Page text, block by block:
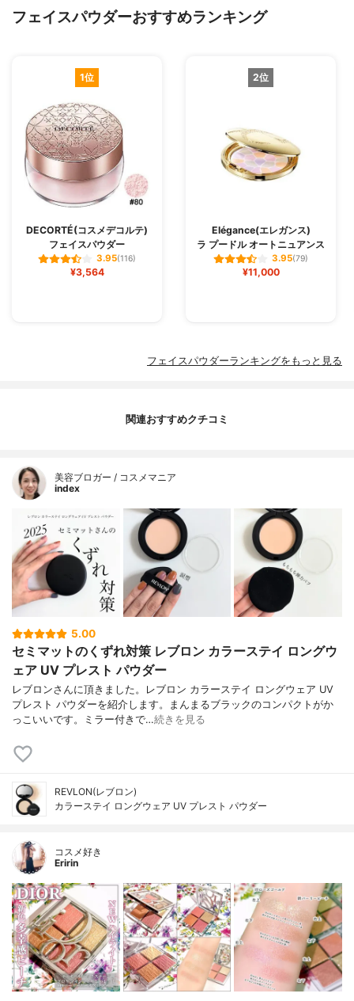
フェイスパウダーおすすめランキング
1位
DECORTÉ(コスメデコルテ)
フェイスパウダー
3.95(116)
¥3,564
2位
Elégance(エレガンス)
ラ プードル オートニュアンス
3.95(79)
¥11,000
フェイスパウダーランキングをもっと見る
関連おすすめクチコミ
美容ブロガー / コスメマニア
index
5.00
セミマットのくずれ対策 レブロン カラーステイ ロングウ
ェア UV プレスト パウダー
レブロンさんに頂きました。レブロン カラーステイ ロングウェア UV
プレスト パウダーを紹介します。まんまるブラックのコンパクトがか
っこいいです。ミラー付きで…続きを見る
REVLON(レブロン)
カラーステイ ロングウェア UV プレスト パウダー
コスメ好き
Eririn